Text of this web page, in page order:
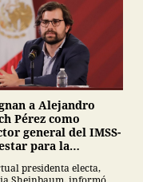
a Alejandro
Pérez como
general del IMSS-
para la
presidenta electa,